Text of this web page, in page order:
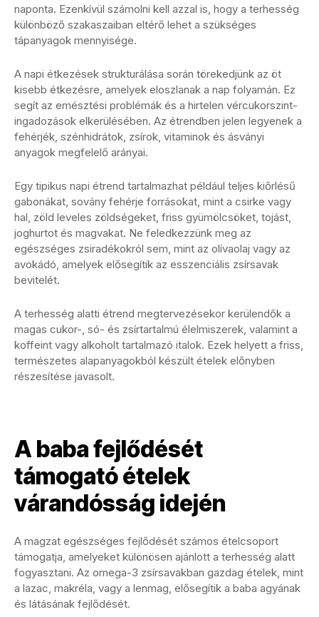
naponta. Ezenkívül számolni kell azzal is, hogy a terhesség
különböző szakaszaiban eltérő lehet a szükséges
tápanyagok mennyisége.
A napi étkezések strukturálása során törekedjünk az öt
kisebb étkezésre, amelyek eloszlanak a nap folyamán. Ez
segít az emésztési problémák és a hirtelen vércukorszint-
ingadozások elkerülésében. Az étrendben jelen legyenek a
fehérjék, szénhidrátok, zsírok, vitaminok és ásványi
anyagok megfelelő arányai.
Egy tipikus napi étrend tartalmazhat például teljes kiőrlésű
gabonákat, sovány fehérje forrásokat, mint a csirke vagy
hal, zöld leveles zöldségeket, friss gyümölcsöket, tojást,
joghurtot és magvakat. Ne feledkezzünk meg az
egészséges zsiradékokról sem, mint az olívaolaj vagy az
avokádó, amelyek elősegítik az esszenciális zsírsavak
bevitelét.
A terhesség alatti étrend megtervezésekor kerülendők a
magas cukor-, só- és zsírtartalmú élelmiszerek, valamint a
koffeint vagy alkoholt tartalmazó italok. Ezek helyett a friss,
természetes alapanyagokból készült ételek előnyben
részesítése javasolt.
A baba fejlődését
támogató ételek
várandósság idején
A magzat egészséges fejlődését számos ételcsoport
támogatja, amelyeket különösen ajánlott a terhesség alatt
fogyasztani. Az omega-3 zsírsavakban gazdag ételek, mint
a lazac, makréla, vagy a lenmag, elősegítik a baba agyának
és látásának fejlődését.